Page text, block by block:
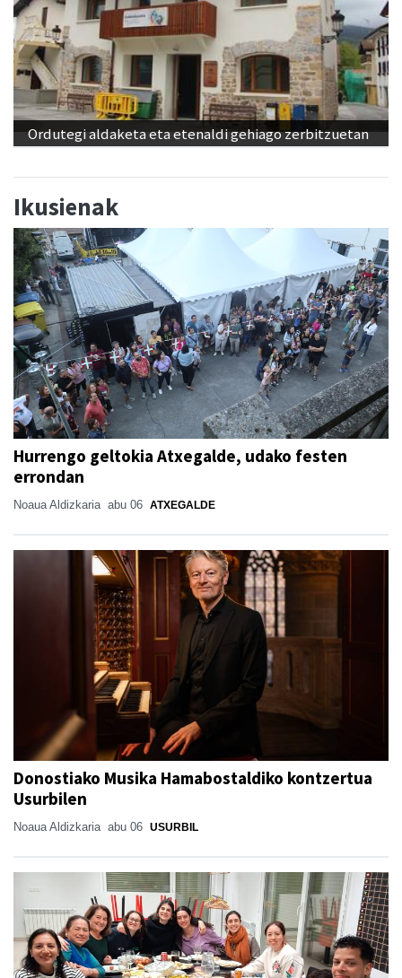
Ordutegi aldaketa eta etenaldi gehiago zerbitzuetan
Ikusienak
Hurrengo geltokia Atxegalde, udako festen
errondan
Noaua Aldizkaria abu 06 ATXEGALDE
Donostiako Musika Hamabostaldiko kontzertua
Usurbilen
Noaua Aldizkaria abu 06 USURBIL